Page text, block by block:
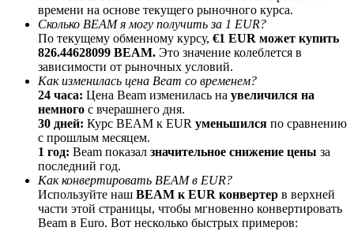
Реферал
Пригласите друга, чтобы получить денежные
вознаграждения
BTC Welcome Rewards
времени на основе текущего рыночного курса.
Сколько BEAM я могу получить за 1 EUR?
По текущему обменному курсу, €1 EUR может купить
826.44628099 BEAM. Это значение колеблется в
зависимости от рыночных условий.
Как изменилась цена Beam со временем?
24 часа: Цена Beam изменилась на увеличился на
немного с вчерашнего дня.
30 дней: Курс BEAM к EUR уменьшился по сравнению
с прошлым месяцем.
1 год: Beam показал значительное снижение цены за
последний год.
Как конвертировать BEAM в EUR?
Используйте наш BEAM к EUR конвертер в верхней
части этой страницы, чтобы мгновенно конвертировать
Beam в Euro. Вот несколько быстрых примеров: